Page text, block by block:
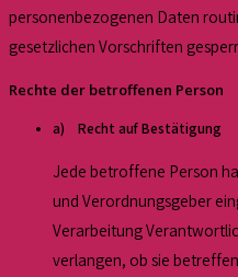
personenbezogenen Daten
gesetzlichen Vorschriften
Rechte der betroffenen Person
a) Recht auf Bestätigung
Jede betroffene Person
und Verordnungsgeber
Verarbeitung
verlangen, ob sie